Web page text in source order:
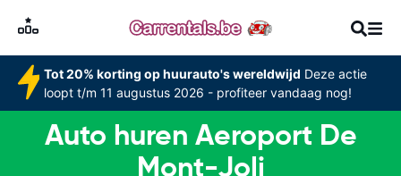
Tot 20% korting op huurauto's wereldwijd Deze actie
loopt t/m 11 augustus 2026 - profiteer vandaag nog!
Auto huren Aeroport De
Mont-Joli